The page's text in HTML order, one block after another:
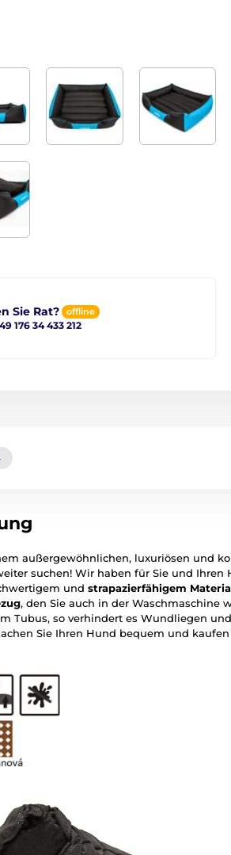
Sie Rat? offline
176 34 433 212
außergewöhnlichen, luxuriösen und
suchen! Wir haben für Sie und Ihren
und strapazierfähigem
, den Sie auch in der Waschmaschine
Tubus, so verhindert es Wundliegen
Sie Ihren Hund bequem und